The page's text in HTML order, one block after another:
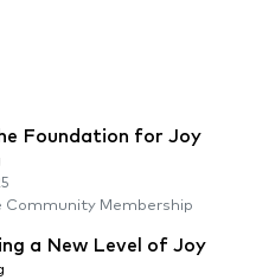
Foundation for Joy
Community Membership
a New Level of Joy